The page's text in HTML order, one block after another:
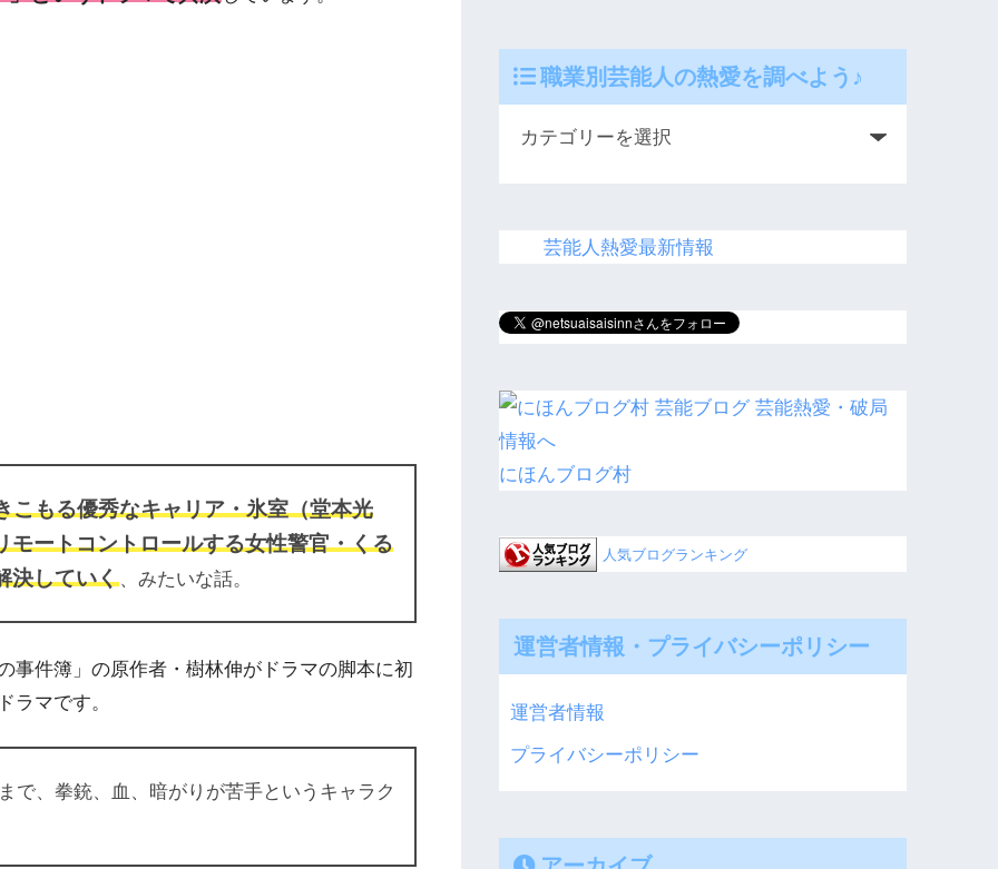
こもる優秀なキャリア・氷室（堂本光
モートコントロールする女性警官・くる
決していく、みたいな話。
事件簿」の原作者・樹林伸がドラマの脚本に初
ラマです。
で、拳銃、血、暗がりが苦手というキャラク
職業別芸能人の熱愛を調べよう♪
芸能人熱愛最新情報
にほんブログ村
人気ブログランキング
運営者情報・プライバシーポリシー
運営者情報
プライバシーポリシー